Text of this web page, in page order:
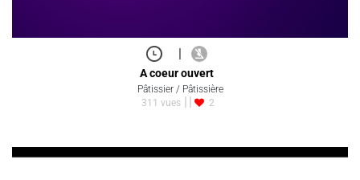
|
A coeur ouvert
Pâtissier / Pâtissière
311 vues
2